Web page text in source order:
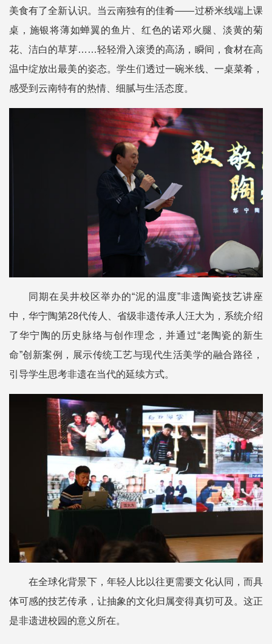
美食有了全新认识。当云南独有的佳肴——过桥米线端上课
桌，施银将薄如蝉翼的鱼片、红色的诺邓火腿、淡黄的菊
花、洁白的草芽……轻轻滑入滚烫的高汤，瞬间，食材在高
温中绽放出最美的姿态。学生们透过一碗米线、一桌菜肴，
感受到云南特有的热情、细腻与生活态度。
同期在吴井校区举办的“泥的温度”非遗陶瓷技艺讲座
中，华宁陶第28代传人、省级非遗传承人汪大为，系统介绍
了华宁陶的历史脉络与创作理念，并通过“老陶瓷的新生
命”创新案例，展示传统工艺与现代生活美学的融合路径，
引导学生思考非遗在当代的延续方式。
在全球化背景下，年轻人比以往更需要文化认同，而具
体可感的技艺传承，让抽象的文化归属变得真切可及。这正
是非遗进校园的意义所在。